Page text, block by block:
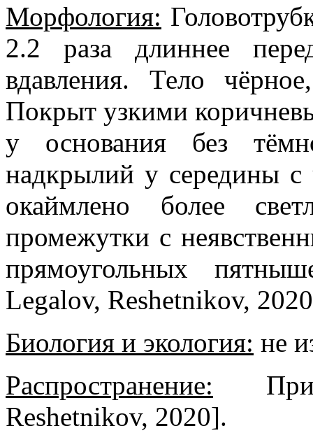
Морфология:
2.2 раза длиннее
вдавления. Тело
Покрыт узкими
у основания без
надкрылий у середины с
окаймлено более
промежутки с
прямоугольных
Legalov, Reshetnikov,
Биология и экология: не
Распространение:
Reshetnikov, 2020].